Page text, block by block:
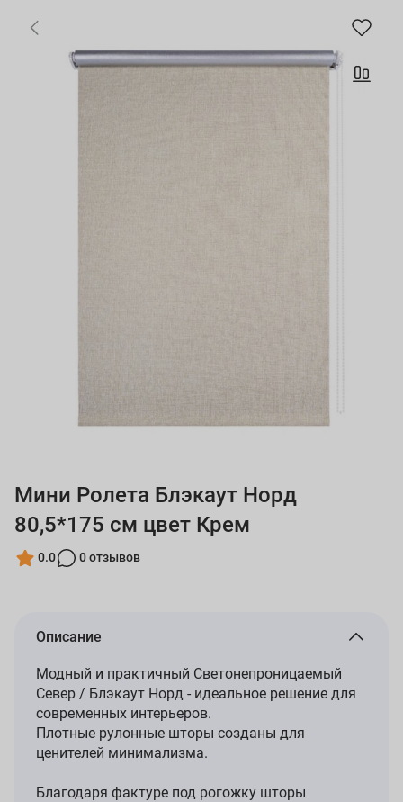
Мини Ролета Блэкаут Норд
80,5*175 см цвет Крем
0.0 0 отзывов
Описание
Модный и практичный Светонепроницаемый
Север / Блэкаут Норд - идеальное решение для
современных интерьеров.
Плотные рулонные шторы созданы для
ценителей минимализма.
Благодаря фактуре под рогожку шторы